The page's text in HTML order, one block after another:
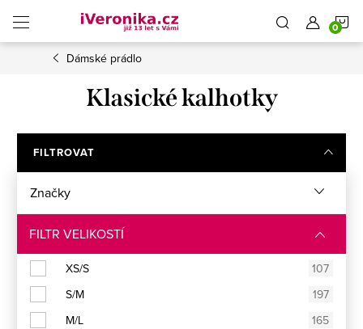
obsah
Dámské prádlo
Klasické kalhotky
FILTROVAT
Značky
FILTR VELIKOSTÍ
XS/S
107
S/M
197
M/L
165